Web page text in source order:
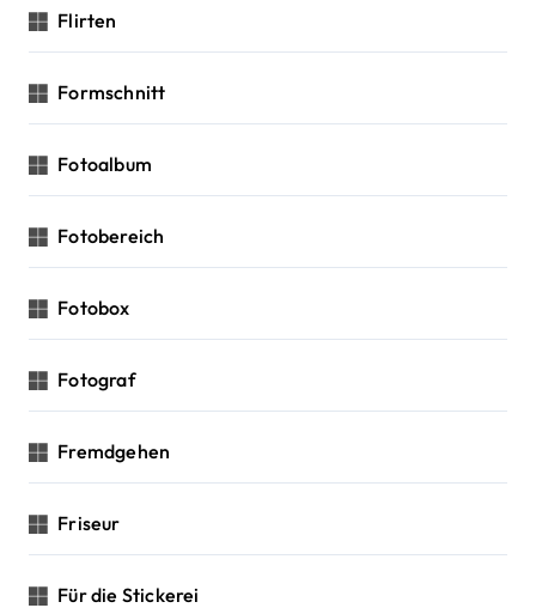
Flirten
Formschnitt
Fotoalbum
Fotobereich
Fotobox
Fotograf
Fremdgehen
Friseur
Für die Stickerei